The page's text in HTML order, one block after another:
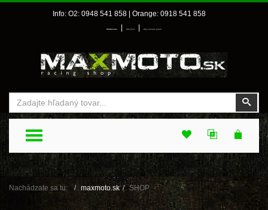
Info: O2: 0948 541 858 | Orange: 0918 541 858
Prihlásenie Môj účet Môj zoznam prianí
TOGGLE MENU
Nachádzate sa tu: maxmoto.sk SHOP